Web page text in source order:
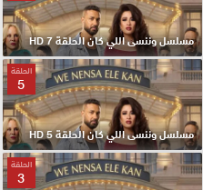
مسلسل وننسى اللي كان الحلقة 7 HD
الحلقة
5
مسلسل وننسى اللي كان الحلقة 5 HD
الحلقة
3